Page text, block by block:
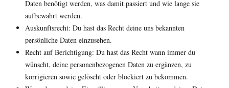
Daten benötigt werden, was damit passiert und wie lange sie
aufbewahrt werden.
Auskunftsrecht: Du hast das Recht deine uns bekannten
persönliche Daten einzusehen.
Recht auf Berichtigung: Du hast das Recht wann immer du
wünscht, deine personenbezogenen Daten zu ergänzen, zu
korrigieren sowie gelöscht oder blockiert zu bekommen.